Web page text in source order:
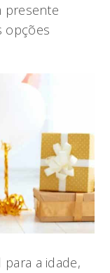
presente
opções
para a idade,